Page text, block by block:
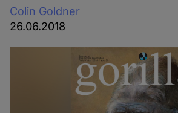
Colin Goldner
26.06.2018